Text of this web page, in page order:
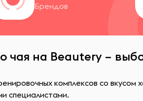
Брендов
чая на Beautery –
комплексов со вкусом
специалистами.